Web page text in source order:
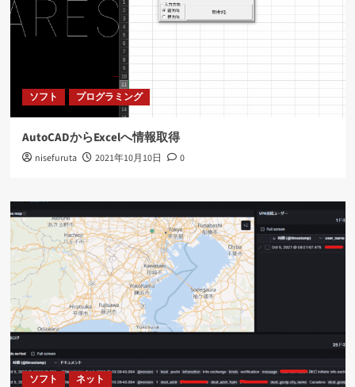
ソフト プログラミング
AutoCADからExcelへ情報取得
nisefuruta 2021年10月10日 0
ソフト ネット